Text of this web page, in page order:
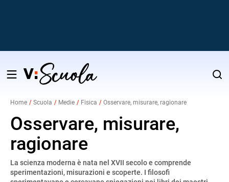
Salta
contenuto
Home Scuola Medie Fisica Osservare, misurare, ragionare
Osservare, misurare,
ragionare
La scienza moderna è nata nel XVII secolo e comprende
sperimentazioni, misurazioni e scoperte. I filosofi